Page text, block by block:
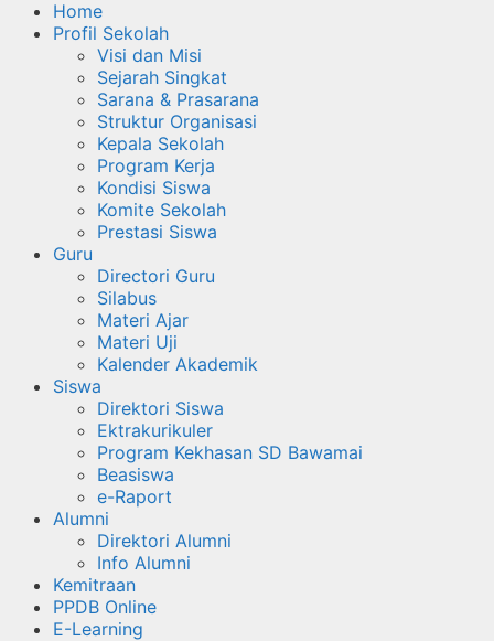
Home
Profil Sekolah
Visi dan Misi
Sejarah Singkat
Sarana & Prasarana
Struktur Organisasi
Kepala Sekolah
Program Kerja
Kondisi Siswa
Komite Sekolah
Prestasi Siswa
Guru
Directori Guru
Silabus
Materi Ajar
Materi Uji
Kalender Akademik
Siswa
Direktori Siswa
Ektrakurikuler
Program Kekhasan SD Bawamai
Beasiswa
e-Raport
Alumni
Direktori Alumni
Info Alumni
Kemitraan
PPDB Online
E-Learning